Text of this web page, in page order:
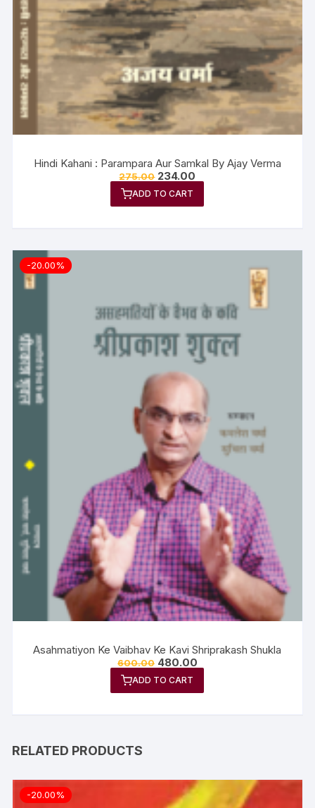
Hindi Kahani : Parampara Aur Samkal By Ajay Verma
275.00 234.00
ADD TO CART
-20.00%
Asahmatiyon Ke Vaibhav Ke Kavi Shriprakash Shukla
600.00 480.00
ADD TO CART
RELATED PRODUCTS
-20.00%